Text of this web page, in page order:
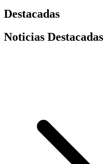
Destacadas
Noticias Destacadas